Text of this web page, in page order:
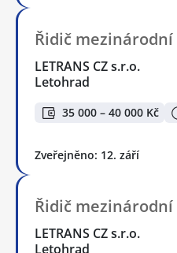
Řidič
LETRANS CZ s.r.o.
Letohrad
35 000 – 40 000 Kč
Zveřejněno: 12. září
Řidič
LETRANS CZ s.r.o.
Letohrad